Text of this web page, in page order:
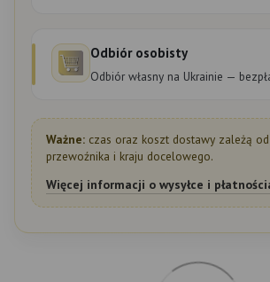
Odbiór osobisty
Odbiór własny na Ukrainie —
Ważne: czas oraz koszt dostawy zależą
przewoźnika i kraju docelowego.
Więcej informacji o wysyłce i